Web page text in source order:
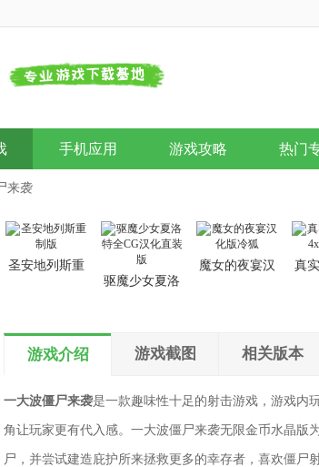
手机应用 游戏攻略 热门
来袭
圣安地列斯重
驱魔少女夏洛
魔女的夜宴汉
真
游戏介绍 游戏截图 相关版本
一大波僵尸来袭是一款趣味性十足的射击游戏，游戏内
角让玩家更有代入感。一大波僵尸来袭无限金币水晶版
尸，并尝试建造庇护所来拯救更多的幸存者，喜欢僵尸